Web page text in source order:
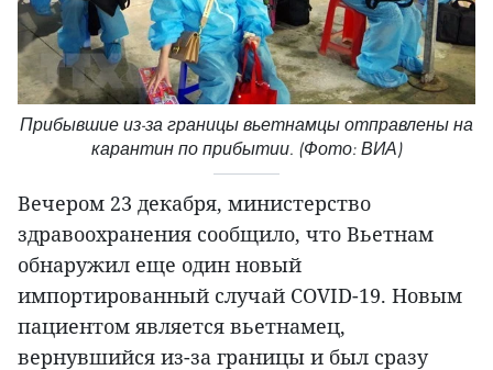
Прибывшие из-за границы вьетнамцы отправлены на
карантин по прибытии. (Фото: ВИА)
Вечером 23 декабря, министерство
здравоохранения сообщило, что Вьетнам
обнаружил еще один новый
импортированный случай COVID-19. Новым
пациентом является вьетнамец,
вернувшийся из-за границы и был сразу